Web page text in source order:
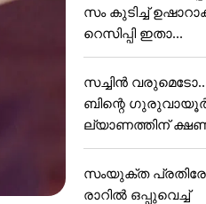
സം കുടിച്ച്
റെസിപ്പി ഇതാ...
സച്ചിന്‍
ബിന്റെ
ല്യാണത്തിന്
സംയുക്ത
രാറിൽ ഒപ്പുവെച്ച്